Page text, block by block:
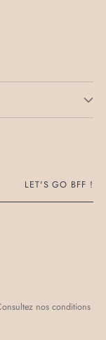
LET'S GO BFF !
nos conditions